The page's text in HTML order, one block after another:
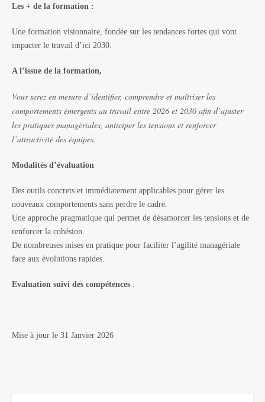
Les + de la formation :
Une formation visionnaire, fondée sur les tendances fortes qui vont
impacter le travail d’ici 2030.
A l’issue de la formation,
Vous serez en mesure d’identifier, comprendre et maîtriser les
comportements émergents au travail entre 2026 et 2030 afin d’ajuster
les pratiques managériales, anticiper les tensions et renforcer
l’attractivité des équipes.
Modalités d’évaluation
Des outils concrets et immédiatement applicables pour gérer les
nouveaux comportements sans perdre le cadre.
Une approche pragmatique qui permet de désamorcer les tensions et de
renforcer la cohésion.
De nombreuses mises en pratique pour faciliter l’agilité managériale
face aux évolutions rapides.
Evaluation suivi des compétences :
Mise à jour le 31 Janvier 2026